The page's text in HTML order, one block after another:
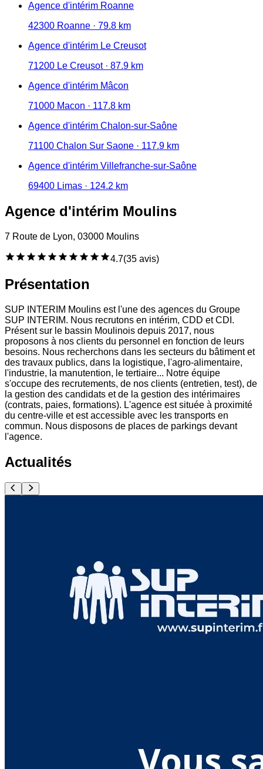
Agence d'intérim Roanne
42300 Roanne · 79.8 km
Agence d'intérim Le Creusot
71200 Le Creusot · 87.9 km
Agence d'intérim Mâcon
71000 Macon · 117.8 km
Agence d'intérim Chalon-sur-Saône
71100 Chalon Sur Saone · 117.9 km
Agence d'intérim Villefranche-sur-Saône
69400 Limas · 124.2 km
Agence d'intérim Moulins
7 Route de Lyon, 03000 Moulins
4.7(35 avis)
Présentation
SUP INTERIM Moulins est l'une des agences du Groupe
SUP INTERIM. Nous recrutons en intérim, CDD et CDI.
Présent sur le bassin Moulinois depuis 2017, nous
proposons à nos clients du personnel en fonction de leurs
besoins. Nous recherchons dans les secteurs du bâtiment et
des travaux publics, dans la logistique, l'agro-alimentaire,
l'industrie, la manutention, le tertiaire... Notre équipe
s'occupe des recrutements, de nos clients (entretien, test), de
la gestion des candidats et de la gestion des intérimaires
(contrats, paies, formations). L'agence est située à proximité
du centre-ville et est accessible avec les transports en
commun. Nous disposons de places de parkings devant
l'agence.
Actualités